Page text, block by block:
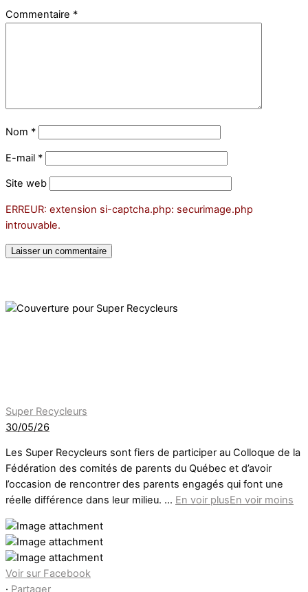
Commentaire *
Nom *
E-mail *
Site web
ERREUR: extension si-captcha.php: securimage.php
introuvable.
Super Recycleurs
30/05/26
Les Super Recycleurs sont fiers de participer au Colloque de la
Fédération des comités de parents du Québec et d’avoir
l’occasion de rencontrer des parents engagés qui font une
réelle différence dans leur milieu. ... En voir plusEn voir moins
Voir sur Facebook
· Partager